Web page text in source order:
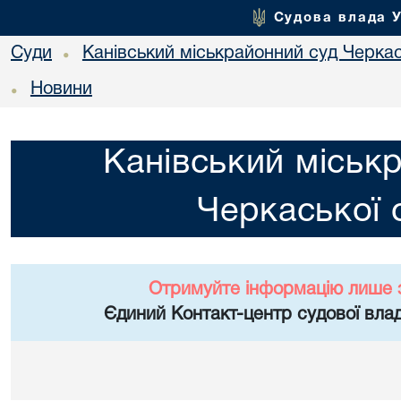
Судова влада
Суди • Канівський міськрайонний суд
• Новини
Канівський
Черкаської
Отримуйте інформацію лише
Єдиний Контакт-центр судової